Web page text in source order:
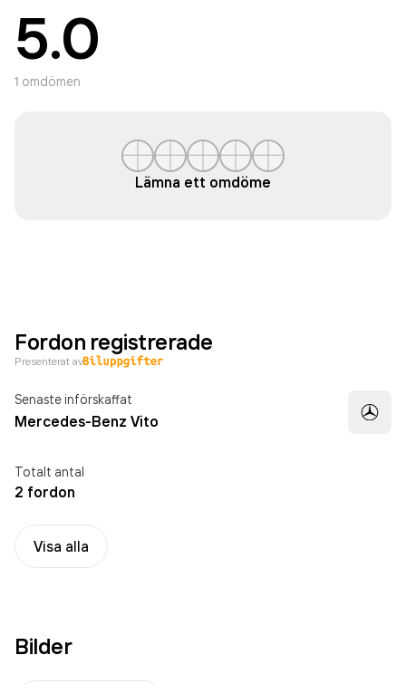
5.0
1 omdömen
Lämna ett omdöme
Fordon registrerade
Presenterat av
Senaste införskaffat
Mercedes-Benz Vito
Totalt antal
2 fordon
Visa alla
Bilder